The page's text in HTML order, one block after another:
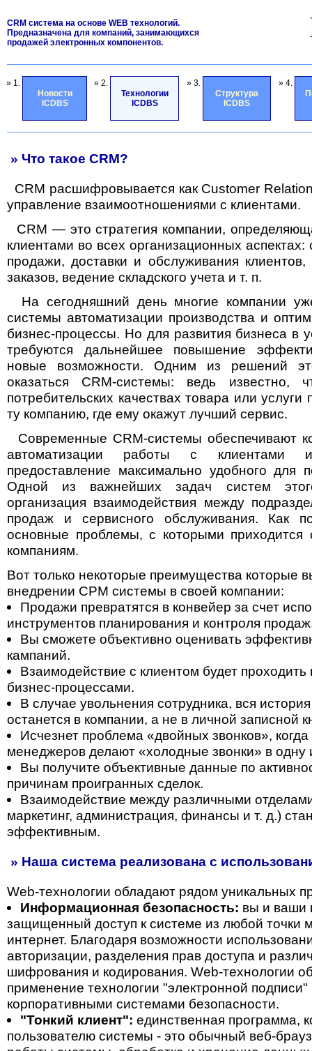
CRM система на основе WEB технологий.
Предназначена для компаний, занимающихся
продажей электронных компонентов.
» 1.
Новости
ICDBS
» 2.
Технологии
ICDBS
» 3.
Структура
ICDBS
» 4.
» Что такое CRM?
СRM расшифровывается как Customer
управление взаимоотношениями с клиентами.
CRM — это стратегия компании,
клиентами во всех организационных аспектах:
продажи, доставки и обслуживания клиентов,
заказов, ведение складского учета и т. п.
На сегодняшний день многие компании
системы автоматизации производства и
бизнес-процессы. Но для развития бизнеса в
требуются дальнейшее повышение
новые возможности. Одним из решений
оказаться CRM-системы: ведь известно,
потребительских качествах товара или услуги
ту компанию, где ему окажут лучший сервис.
Современные CRM-системы обеспечивают
автоматизации работы с клиентами
предоставление максимально удобного для
Одной из важнейших задач систем
организация взаимодействия между
продаж и сервисного обслуживания. Как
основные проблемы, с которыми приходится
компаниям.
Вот только некоторые преимущества которые
внедрении СРМ системы в своей компании:
Продажи превратятся в конвейер за счет
инструментов планирования и контроля
Вы сможете объективно оценивать
кампаний.
Взаимодействие с клиентом будет проходить
бизнес-процессами.
В случае увольнения сотрудника, вся
останется в компании, а не в личной записной
Исчезнет проблема «двойных звонков», когда
менеджеров делают «холодные звонки» в одну
Вы получите объективные данные по
причинам проигранных сделок.
Взаимодействие между различными
маркетинг, администрация, финансы и т. д.)
эффективным.
» Наша система реализована с
Web-технологии обладают рядом уникальных
Информационная безопасность: вы и ваши
защищенный доступ к системе из любой точки
интернет. Благодаря возможности
авторизации, разделения прав доступа и
шифрования и кодирования. Web-технологии
применение технологии "электронной
корпоративными системами безопасности.
"Тонкий клиент": единственная программа,
пользователю системы - это обычный веб-